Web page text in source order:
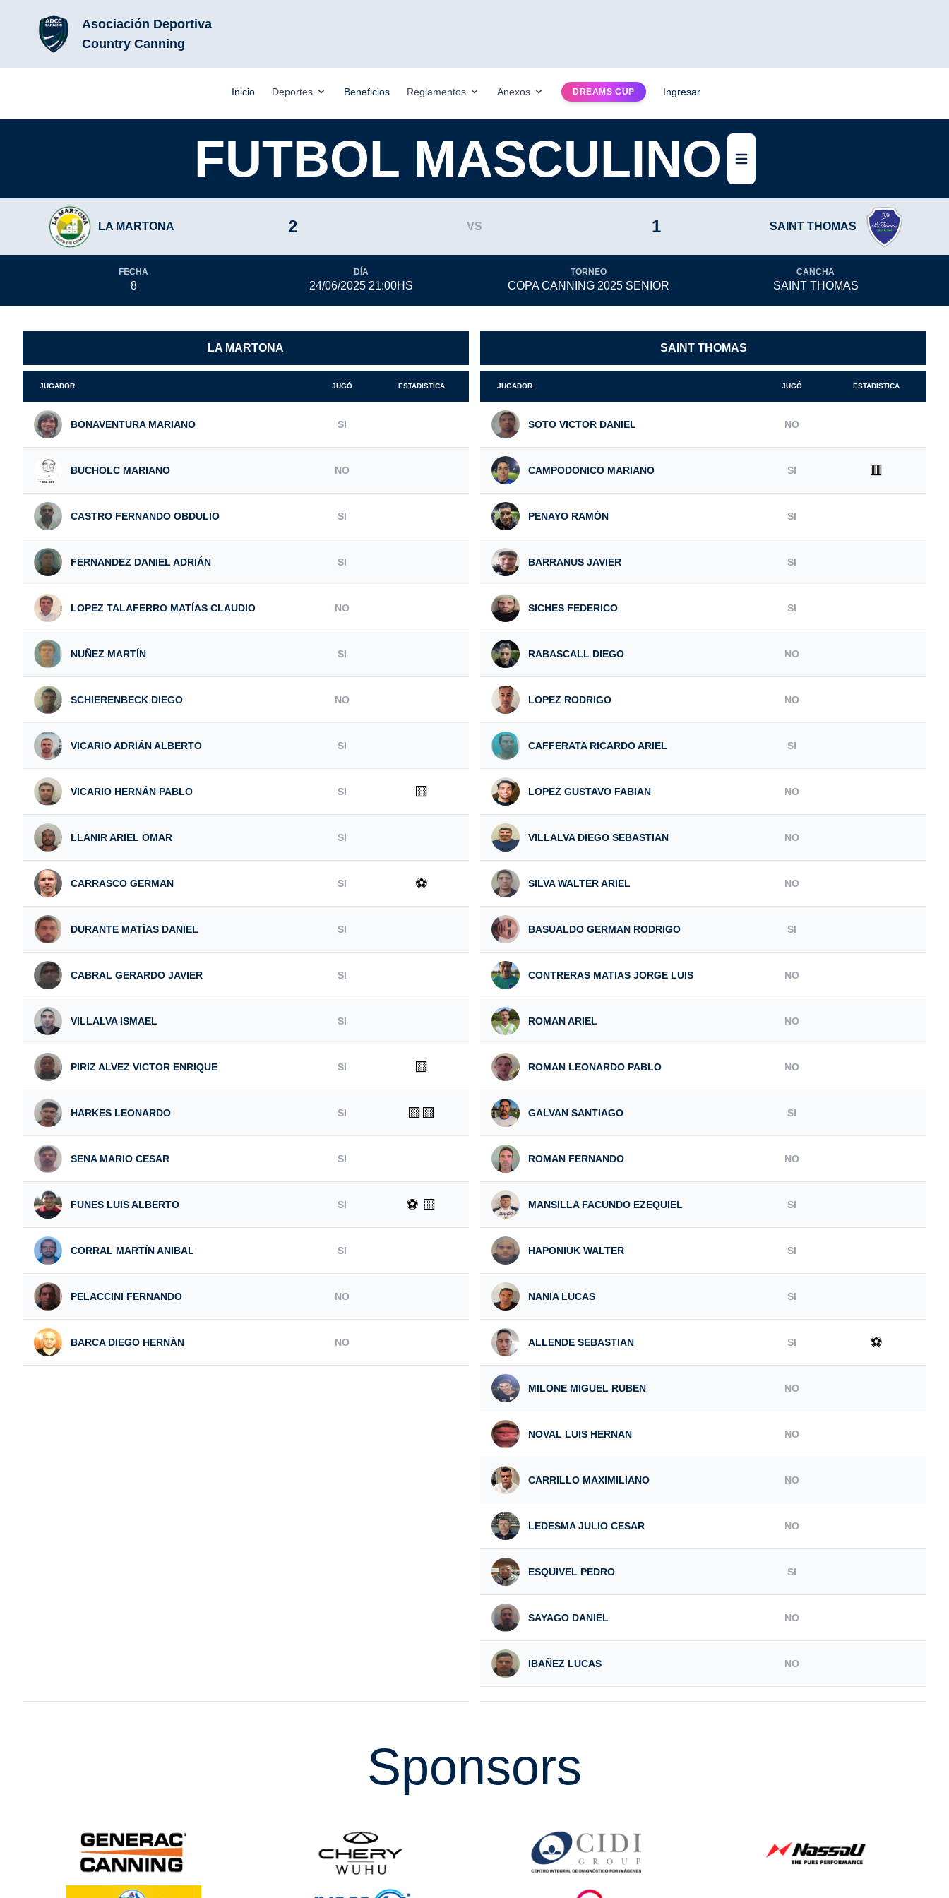
Asociación Deportiva
Country Canning
Inicio Deportes Beneficios Reglamentos Anexos DREAMS CUP Ingresar
FUTBOL MASCULINO Abrir menú
LA MARTONA 2 VS 1 SAINT THOMAS
FECHA
8
DÍA
24/06/2025 21:00HS
TORNEO
COPA CANNING 2025 SENIOR
CANCHA
SAINT THOMAS
LA MARTONA
JUGADOR JUGÓ ESTADISTICA
BONAVENTURA MARIANO SI
BUCHOLC MARIANO NO
CASTRO FERNANDO OBDULIO SI
FERNANDEZ DANIEL ADRIÁN SI
LOPEZ TALAFERRO MATÍAS CLAUDIO NO
NUÑEZ MARTÍN SI
SCHIERENBECK DIEGO NO
VICARIO ADRIÁN ALBERTO SI
VICARIO HERNÁN PABLO SI 🟨
LLANIR ARIEL OMAR SI
CARRASCO GERMAN SI ⚽
DURANTE MATÍAS DANIEL SI
CABRAL GERARDO JAVIER SI
VILLALVA ISMAEL SI
PIRIZ ALVEZ VICTOR ENRIQUE SI 🟨
HARKES LEONARDO SI 🟨🟨
SENA MARIO CESAR SI
FUNES LUIS ALBERTO SI ⚽ 🟨
CORRAL MARTÍN ANIBAL SI
PELACCINI FERNANDO NO
BARCA DIEGO HERNÁN NO
SAINT THOMAS
JUGADOR JUGÓ ESTADISTICA
SOTO VICTOR DANIEL NO
CAMPODONICO MARIANO SI 🟥
PENAYO RAMÓN SI
BARRANUS JAVIER SI
SICHES FEDERICO SI
RABASCALL DIEGO NO
LOPEZ RODRIGO NO
CAFFERATA RICARDO ARIEL SI
LOPEZ GUSTAVO FABIAN NO
VILLALVA DIEGO SEBASTIAN NO
SILVA WALTER ARIEL NO
BASUALDO GERMAN RODRIGO SI
CONTRERAS MATIAS JORGE LUIS NO
ROMAN ARIEL NO
ROMAN LEONARDO PABLO NO
GALVAN SANTIAGO SI
ROMAN FERNANDO NO
MANSILLA FACUNDO EZEQUIEL SI
HAPONIUK WALTER SI
NANIA LUCAS SI
ALLENDE SEBASTIAN SI ⚽
MILONE MIGUEL RUBEN NO
NOVAL LUIS HERNAN NO
CARRILLO MAXIMILIANO NO
LEDESMA JULIO CESAR NO
ESQUIVEL PEDRO SI
SAYAGO DANIEL NO
IBAÑEZ LUCAS NO
Sponsors